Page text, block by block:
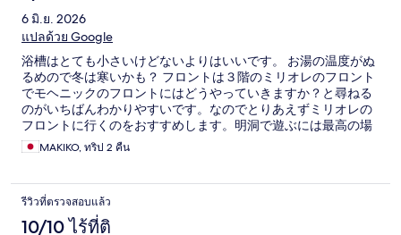
6 มิ.ย. 2026
แปลด้วย Google
浴槽はとても小さいけどないよりはいいです。 お湯の温度がぬ
るめので冬は寒いかも？ フロントは３階のミリオレのフロント
でモヘニックのフロントにはどうやっていきますか？と尋ねる
のがいちばんわかりやすいです。なのでとりあえずミリオレの
フロントに行くのをおすすめします。明洞で遊ぶには最高の場
所ですよ。
MAKIKO, ทริป 2 คืน
รีวิวที่ตรวจสอบแล้ว
10/10 ไร้ที่ติ